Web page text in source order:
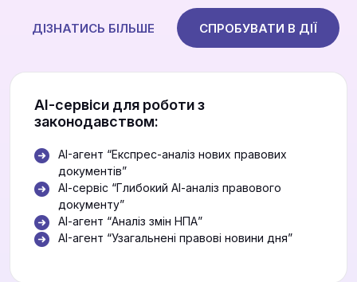
ДІЗНАТИСЬ БІЛЬШЕ СПРОБУВАТИ В ДІЇ
АІ-сервіси для роботи з
законодавством:
AI-агент “Експрес-аналіз нових правових
документів”
АІ-сервіс “Глибокий АІ-аналіз правового
документу”
АІ-агент “Аналіз змін НПА”
AI-агент “Узагальнені правові новини дня”